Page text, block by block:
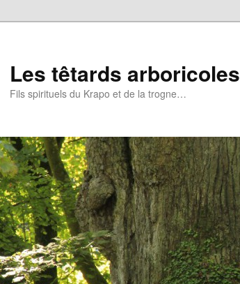
Les têtards arboricoles
Fils spirituels du Krapo et de la trogne…